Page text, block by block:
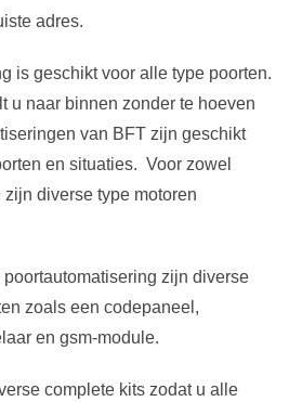
adres.
is geschikt voor alle type poorten.
u naar binnen zonder te hoeven
van BFT zijn geschikt
en situaties. Voor zowel
diverse type motoren
zijn diverse
zoals een codepaneel,
en gsm-module.
complete kits zodat u alle